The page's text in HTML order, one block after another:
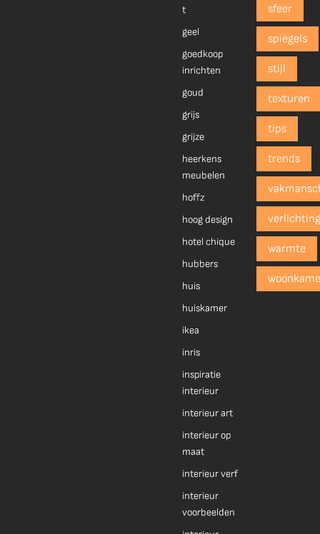
t
geel
goedkoop
inrichten
goud
grijs
grijze
heerkens
meubelen
hoffz
hoog design
hotel chique
hubbers
huis
huiskamer
ikea
inris
inspiratie
interieur
interieur art
interieur op
maat
interieur verf
interieur
voorbeelden
sfeer
spiegels
stijl
texturen
tips
trends
warmte